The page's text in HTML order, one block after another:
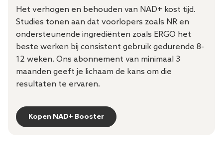
Het verhogen en behouden van NAD+ kost tijd.
Studies tonen aan dat voorlopers zoals NR en
ondersteunende ingrediënten zoals ERGO het
beste werken bij consistent gebruik gedurende 8-
12 weken. Ons abonnement van minimaal 3
maanden geeft je lichaam de kans om die
resultaten te ervaren.
Kopen NAD+ Booster